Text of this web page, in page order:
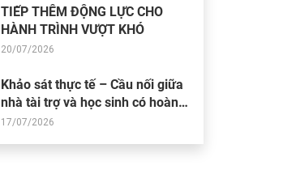
TIẾP THÊM ĐỘNG LỰC CHO
HÀNH TRÌNH VƯỢT KHÓ
20/07/2026
Khảo sát thực tế – Cầu nối giữa
nhà tài trợ và học sinh có hoàn
cảnh khó khăn
17/07/2026